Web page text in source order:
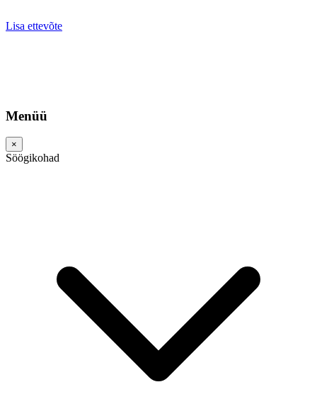
Lisa ettevõte
Menüü
×
Söögikohad